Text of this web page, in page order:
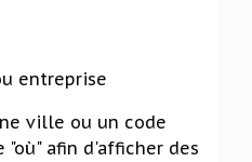
entreprise
ville ou un code
"où" afin d'afficher des